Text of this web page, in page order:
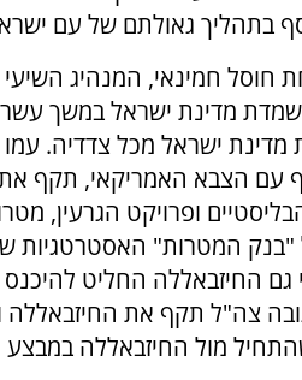
בתהליך גאולתם של עם
חמינאי, המנהיג
מדינת ישראל במשך
מדינת ישראל מכל צדדיה.
הצבא האמריקאי, תקף את
ופרויקט הגרעין,
המטרות" האסטרטגיות
גם החיזבאללה החליט
צה"ל תקף את החיזבאללה
מול החיזבאללה במבצע